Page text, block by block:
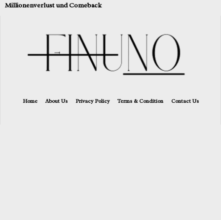
Millionenverlust und Comeback
Home About Us Privacy Policy Terms & Condition Contact Us